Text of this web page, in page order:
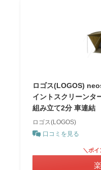
ロゴス(LOGOS)
イントスクリーンタ
組み立て2分 車連結
ロゴス(LOGOS)
口コミを見る
＼ポイ